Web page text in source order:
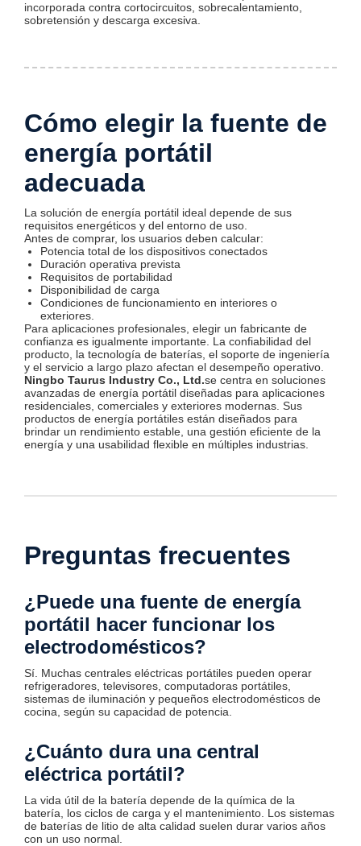
incorporada contra cortocircuitos, sobrecalentamiento,
sobretensión y descarga excesiva.
Cómo elegir la fuente de
energía portátil
adecuada
La solución de energía portátil ideal depende de sus
requisitos energéticos y del entorno de uso.
Antes de comprar, los usuarios deben calcular:
Potencia total de los dispositivos conectados
Duración operativa prevista
Requisitos de portabilidad
Disponibilidad de carga
Condiciones de funcionamiento en interiores o
exteriores.
Para aplicaciones profesionales, elegir un fabricante de
confianza es igualmente importante. La confiabilidad del
producto, la tecnología de baterías, el soporte de ingeniería
y el servicio a largo plazo afectan el desempeño operativo.
Ningbo Taurus Industry Co., Ltd.se centra en soluciones
avanzadas de energía portátil diseñadas para aplicaciones
residenciales, comerciales y exteriores modernas. Sus
productos de energía portátiles están diseñados para
brindar un rendimiento estable, una gestión eficiente de la
energía y una usabilidad flexible en múltiples industrias.
Preguntas frecuentes
¿Puede una fuente de energía
portátil hacer funcionar los
electrodomésticos?
Sí. Muchas centrales eléctricas portátiles pueden operar
refrigeradores, televisores, computadoras portátiles,
sistemas de iluminación y pequeños electrodomésticos de
cocina, según su capacidad de potencia.
¿Cuánto dura una central
eléctrica portátil?
La vida útil de la batería depende de la química de la
batería, los ciclos de carga y el mantenimiento. Los sistemas
de baterías de litio de alta calidad suelen durar varios años
con un uso normal.